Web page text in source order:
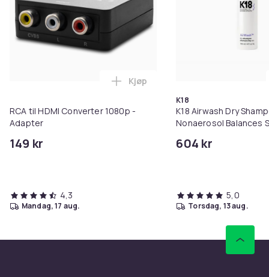
RCA til HDMI Converter 1080p -
Adapter
149 kr
Legg RCA til HDMI Converter
Kjøp
4,3
mandag, 17 aug.
K18
K18 Airwash Dry
Nonaerosol Balances
604 kr
5,0
torsdag, 13 aug.